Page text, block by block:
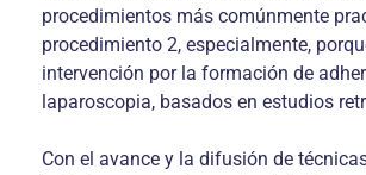
procedimientos más comúnmente
procedimiento 2, especialmente,
intervención por la formación de
laparoscopia, basados en estudios
Con el avance y la difusión de